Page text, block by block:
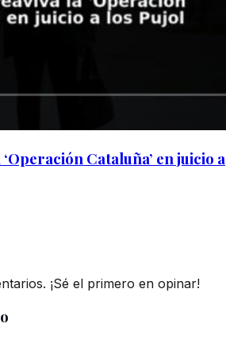
Cataluña’ en juicio a
¡Sé el primero en opinar!